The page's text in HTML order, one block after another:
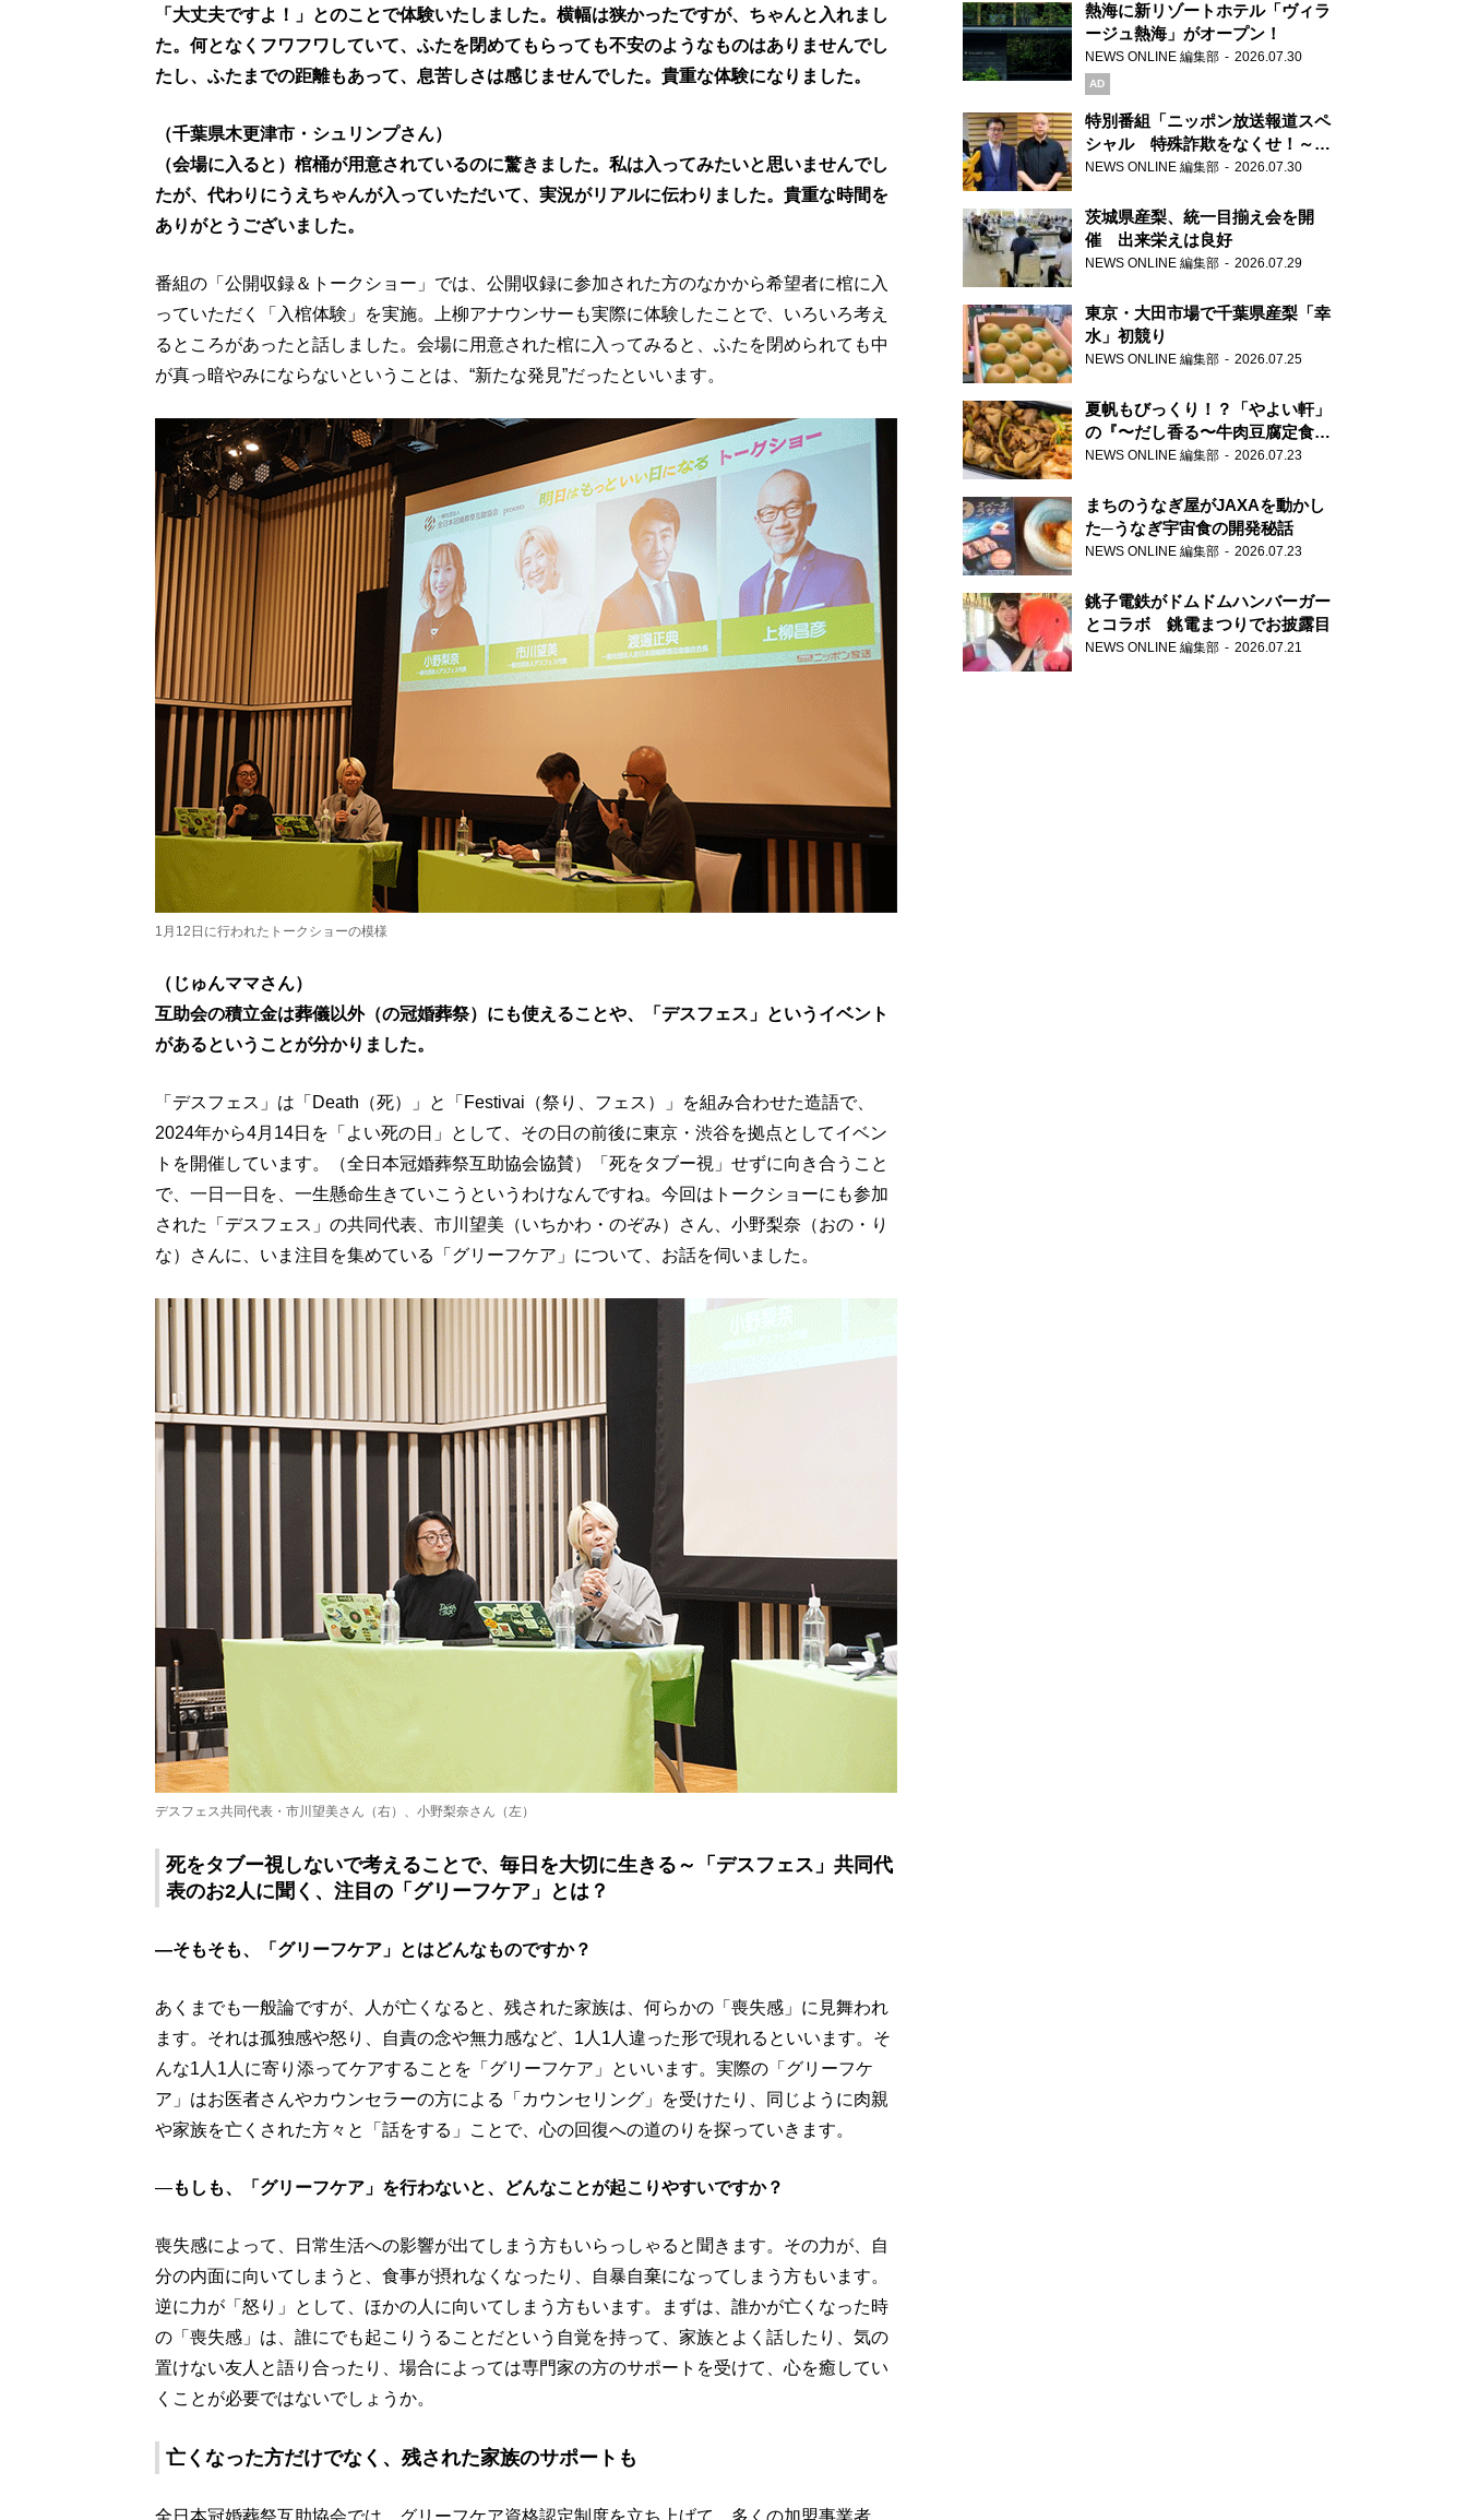
「大丈夫ですよ！」とのことで体験いたしました。横幅は狭かったですが、ちゃんと入れまし
た。何となくフワフワしていて、ふたを閉めてもらっても不安のようなものはありませんでし
たし、ふたまでの距離もあって、息苦しさは感じませんでした。貴重な体験になりました。
（千葉県木更津市・シュリンプさん）
（会場に入ると）棺桶が用意されているのに驚きました。私は入ってみたいと思いませんでし
たが、代わりにうえちゃんが入っていただいて、実況がリアルに伝わりました。貴重な時間を
ありがとうございました。
番組の「公開収録＆トークショー」では、公開収録に参加された方のなかから希望者に棺に入
っていただく「入棺体験」を実施。上柳アナウンサーも実際に体験したことで、いろいろ考え
るところがあったと話しました。会場に用意された棺に入ってみると、ふたを閉められても中
が真っ暗やみにならないということは、“新たな発見”だったといいます。
1月12日に行われたトークショーの模様
（じゅんママさん）
互助会の積立金は葬儀以外（の冠婚葬祭）にも使えることや、「デスフェス」というイベント
があるということが分かりました。
「デスフェス」は「Death（死）」と「Festivai（祭り、フェス）」を組み合わせた造語で、
2024年から4月14日を「よい死の日」として、その日の前後に東京・渋谷を拠点としてイベン
トを開催しています。（全日本冠婚葬祭互助協会協賛）「死をタブー視」せずに向き合うこと
で、一日一日を、一生懸命生きていこうというわけなんですね。今回はトークショーにも参加
された「デスフェス」の共同代表、市川望美（いちかわ・のぞみ）さん、小野梨奈（おの・り
な）さんに、いま注目を集めている「グリーフケア」について、お話を伺いました。
デスフェス共同代表・市川望美さん（右）、小野梨奈さん（左）
死をタブー視しないで考えることで、毎日を大切に生きる～「デスフェス」共同代
表のお2人に聞く、注目の「グリーフケア」とは？
―そもそも、「グリーフケア」とはどんなものですか？
あくまでも一般論ですが、人が亡くなると、残された家族は、何らかの「喪失感」に見舞われ
ます。それは孤独感や怒り、自責の念や無力感など、1人1人違った形で現れるといいます。そ
んな1人1人に寄り添ってケアすることを「グリーフケア」といいます。実際の「グリーフケ
ア」はお医者さんやカウンセラーの方による「カウンセリング」を受けたり、同じように肉親
や家族を亡くされた方々と「話をする」ことで、心の回復への道のりを探っていきます。
―もしも、「グリーフケア」を行わないと、どんなことが起こりやすいですか？
喪失感によって、日常生活への影響が出てしまう方もいらっしゃると聞きます。その力が、自
分の内面に向いてしまうと、食事が摂れなくなったり、自暴自棄になってしまう方もいます。
逆に力が「怒り」として、ほかの人に向いてしまう方もいます。まずは、誰かが亡くなった時
の「喪失感」は、誰にでも起こりうることだという自覚を持って、家族とよく話したり、気の
置けない友人と語り合ったり、場合によっては専門家の方のサポートを受けて、心を癒してい
くことが必要ではないでしょうか。
亡くなった方だけでなく、残された家族のサポートも
全日本冠婚葬祭互助協会では、グリーフケア資格認定制度を立ち上げて、多くの加盟事業者
熱海に新リゾートホテル「ヴィラ
ージュ熱海」がオープン！
NEWS ONLINE 編集部 2026.07.30
AD
特別番組「ニッポン放送報道スペ
シャル 特殊詐欺をなくせ！～被
害者・加害者・警視庁が語るトク
NEWS ONLINE 編集部 2026.07.30
茨城県産梨、統一目揃え会を開
催 出来栄えは良好
NEWS ONLINE 編集部 2026.07.29
東京・大田市場で千葉県産梨「幸
水」初競り
NEWS ONLINE 編集部 2026.07.25
夏帆もびっくり！？「やよい軒」
の『〜だし香る〜牛肉豆腐定食』
が香り高すぎる
NEWS ONLINE 編集部 2026.07.23
まちのうなぎ屋がJAXAを動かし
た─うなぎ宇宙食の開発秘話
NEWS ONLINE 編集部 2026.07.23
銚子電鉄がドムドムハンバーガー
とコラボ 銚電まつりでお披露目
NEWS ONLINE 編集部 2026.07.21